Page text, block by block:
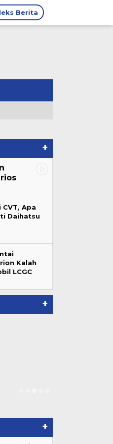
Berita
+
CVT, Apa
Daihatsu
Kalah
LCGC
+
Dewan
2024
+